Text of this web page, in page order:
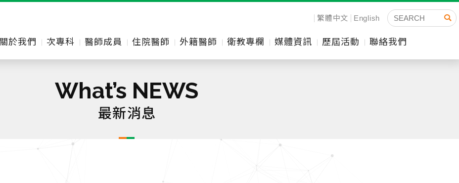
繁體中文 English
關於我們 次專科 醫師成員 住院醫師 外籍醫師 衛教專欄 媒體資訊 歷屆活動 聯絡我們
最新消息
What’s NEWS